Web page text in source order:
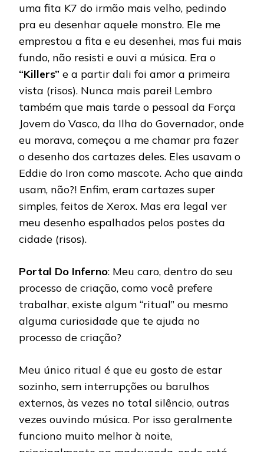
uma fita K7 do irmão mais velho, pedindo
pra eu desenhar aquele monstro. Ele me
emprestou a fita e eu desenhei, mas fui mais
fundo, não resisti e ouvi a música. Era o
“Killers” e a partir dali foi amor a primeira
vista (risos). Nunca mais parei! Lembro
também que mais tarde o pessoal da Força
Jovem do Vasco, da Ilha do Governador, onde
eu morava, começou a me chamar pra fazer
o desenho dos cartazes deles. Eles usavam o
Eddie do Iron como mascote. Acho que ainda
usam, não?! Enfim, eram cartazes super
simples, feitos de Xerox. Mas era legal ver
meu desenho espalhados pelos postes da
cidade (risos).
Portal Do Inferno: Meu caro, dentro do seu
processo de criação, como você prefere
trabalhar, existe algum “ritual” ou mesmo
alguma curiosidade que te ajuda no
processo de criação?
Meu único ritual é que eu gosto de estar
sozinho, sem interrupções ou barulhos
externos, às vezes no total silêncio, outras
vezes ouvindo música. Por isso geralmente
funciono muito melhor à noite,